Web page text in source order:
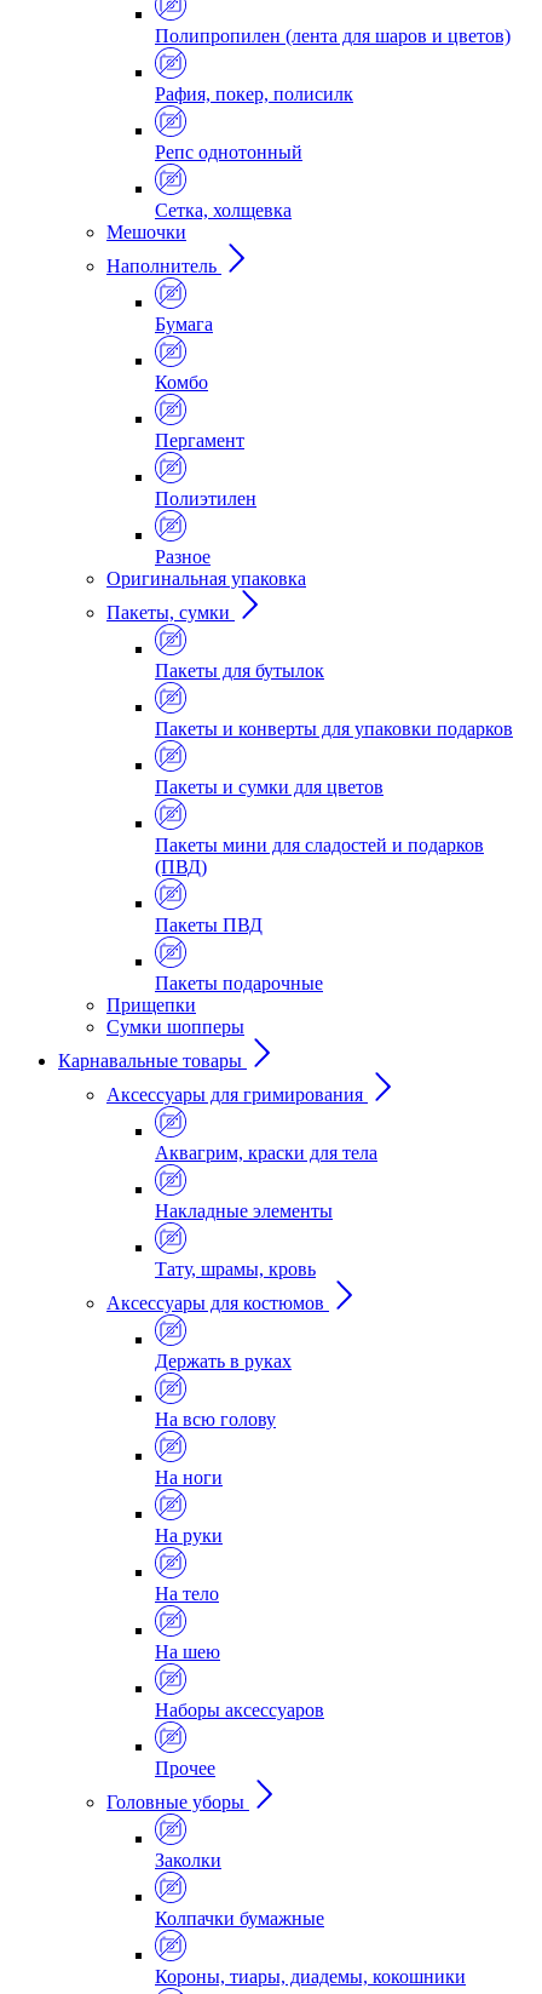
Полипропилен (лента для шаров и цветов)
Рафия, покер, полисилк
Репс однотонный
Сетка, холщевка
Мешочки
Наполнитель
Бумага
Комбо
Пергамент
Полиэтилен
Разное
Оригинальная упаковка
Пакеты, сумки
Пакеты для бутылок
Пакеты и конверты для упаковки подарков
Пакеты и сумки для цветов
Пакеты мини для сладостей и подарков
(ПВД)
Пакеты ПВД
Пакеты подарочные
Прищепки
Сумки шопперы
Карнавальные товары
Аксессуары для гримирования
Аквагрим, краски для тела
Накладные элементы
Тату, шрамы, кровь
Аксессуары для костюмов
Держать в руках
На всю голову
На ноги
На руки
На тело
На шею
Наборы аксессуаров
Прочее
Головные уборы
Заколки
Колпачки бумажные
Короны, тиары, диадемы, кокошники